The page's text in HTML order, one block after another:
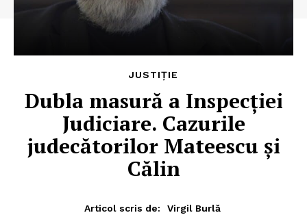
JUSTIȚIE
Dubla masură a Inspecției
Judiciare. Cazurile
judecătorilor Mateescu și
Călin
Articol scris de:
Virgil Burlă